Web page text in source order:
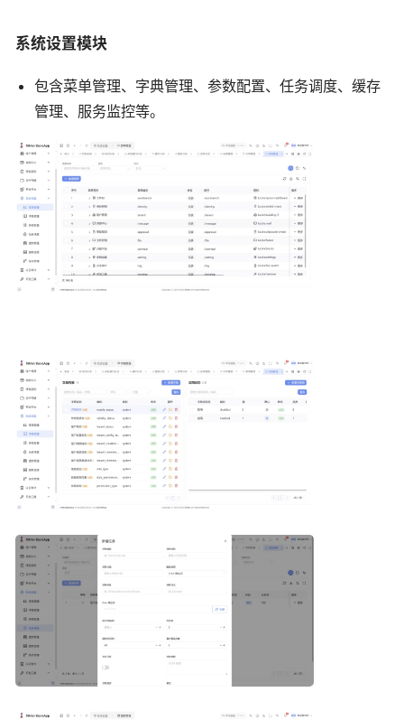
系统设置模块
包含菜单管理、字典管理、参数配置、任务调度、缓存
管理、服务监控等。